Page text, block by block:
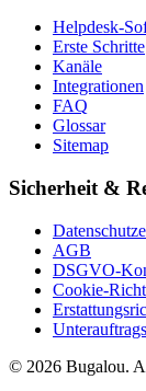
Helpdesk-
Erste Schritte
Kanäle
Integrationen
FAQ
Glossar
Sitemap
Sicherheit &
AGB
DSGVO-
Cookie-
© 2026 Bugalou.